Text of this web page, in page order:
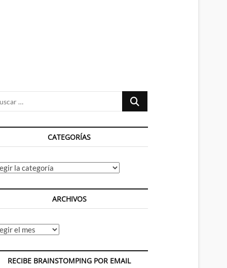
Buscar
CATEGORÍAS
ARCHIVOS
RECIBE BRAINSTOMPING POR EMAIL